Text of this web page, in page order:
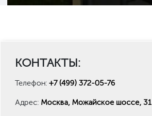
КОНТАКТЫ:
Телефон: +7 (499) 372-05-76
Адрес: Москва, Можайское шоссе, 31